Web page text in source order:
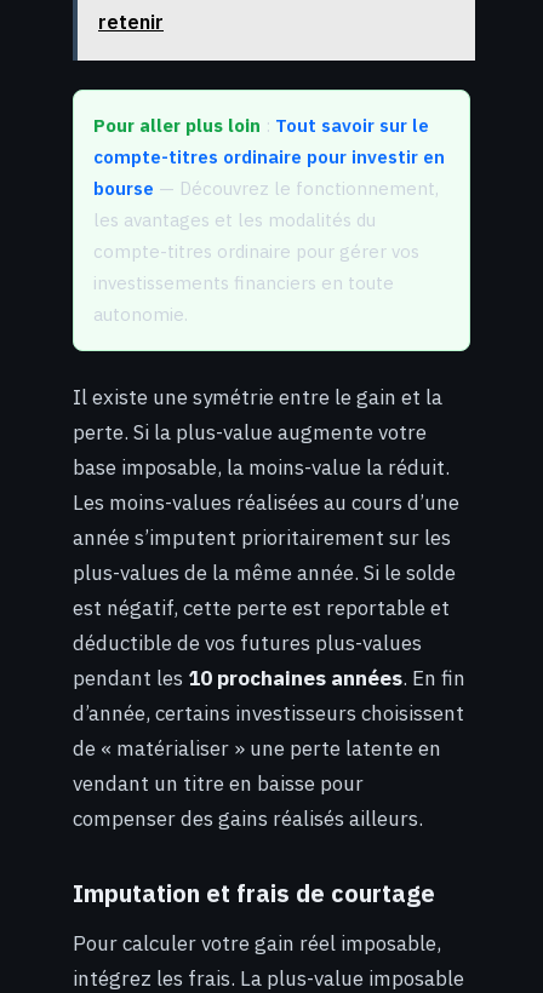
retenir
Pour aller plus loin : Tout savoir sur le
compte-titres ordinaire pour investir en
bourse — Découvrez le fonctionnement,
les avantages et les modalités du
compte-titres ordinaire pour gérer vos
investissements financiers en toute
autonomie.
Il existe une symétrie entre le gain et la
perte. Si la plus-value augmente votre
base imposable, la moins-value la réduit.
Les moins-values réalisées au cours d’une
année s’imputent prioritairement sur les
plus-values de la même année. Si le solde
est négatif, cette perte est reportable et
déductible de vos futures plus-values
pendant les 10 prochaines années. En fin
d’année, certains investisseurs choisissent
de « matérialiser » une perte latente en
vendant un titre en baisse pour
compenser des gains réalisés ailleurs.
Imputation et frais de courtage
Pour calculer votre gain réel imposable,
intégrez les frais. La plus-value imposable